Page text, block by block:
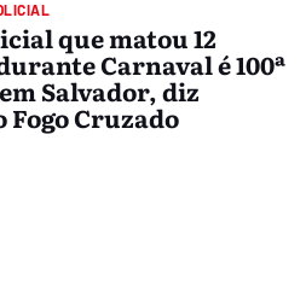
que matou 12
Carnaval é 100ª
Salvador, diz
Cruzado